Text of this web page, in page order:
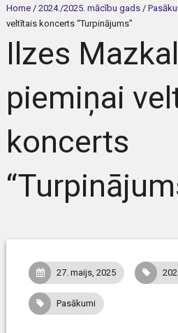
Home/ 2024./2025. mācību gads/
veltītais koncerts “Turpinājums”
Ilzes
piemiņai
koncerts
27. maijs, 2025
Pasākumi